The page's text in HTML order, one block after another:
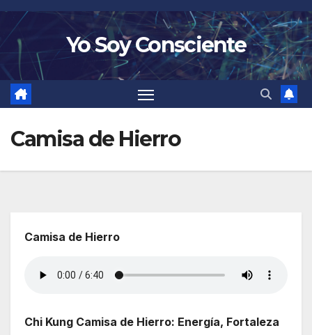
Saltar
contenido
Yo Soy Consciente
Camisa de Hierro
Camisa de Hierro
Chi Kung Camisa de Hierro: Energía, Fortaleza